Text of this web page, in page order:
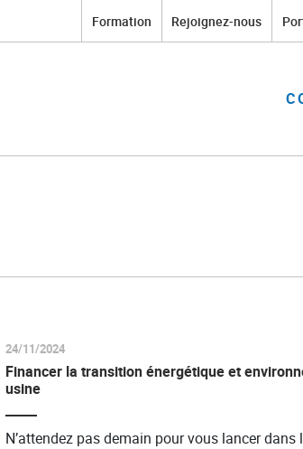
Formation Rejoignez-nous
24/11/2024
Financer la transition énergétique et
usine
N’attendez pas demain pour vous lancer